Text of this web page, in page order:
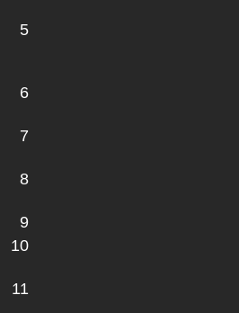
5
6
7
8
9
10
11